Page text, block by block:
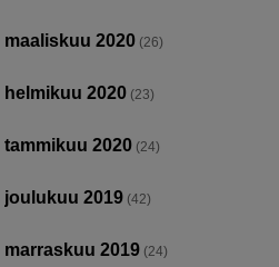
maaliskuu 2020 (26)
helmikuu 2020 (23)
tammikuu 2020 (24)
joulukuu 2019 (42)
marraskuu 2019 (24)